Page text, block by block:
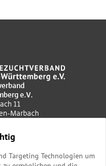
e.V.
11
Marbach
12.00 Uhr
Targeting Technologien um